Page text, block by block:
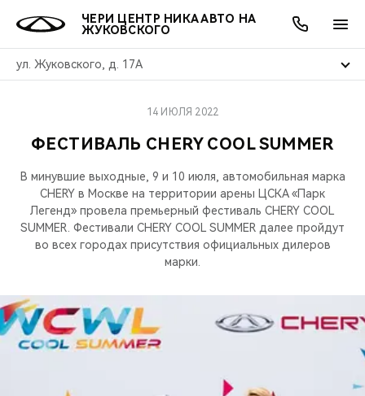
ЧЕРИ ЦЕНТР НИКА АВТО НА
ЖУКОВСКОГО
ул. Жуковского, д. 17А
МОДЕЛИ
КРОССОВЕРЫ
НОВИНКИ
ПОКУПАТЕЛЯМ
КРЕДИТ И СТРАХОВАНИЕ
ВЛАДЕЛЬЦАМ
ЗАПЧАСТИ И АКСЕССУАРЫ
ПОДДЕРЖКА
МИР CHERY
О БРЕНДЕ
CHERY В СОЦСЕТЯХ
БЛАГОТВОРИТЕЛЬНОСТЬ
АКЦИИ
ОНЛАЙН СЕРВИСЫ
КРЕДИТ
О КОМПАНИИ
МЫ В СОЦСЕТЯХ
ФЕСТИВАЛЬ CHERY COOL SUMMER
14 ИЮЛЯ 2022
В минувшие выходные, 9 и 10 июля, автомобильная марка
CHERY в Москве на территории арены ЦСКА «Парк
Легенд» провела премьерный фестиваль СHERY COOL
SUMMER. Фестивали СHERY COOL SUMMER далее пройдут
во всех городах присутствия официальных дилеров
марки.